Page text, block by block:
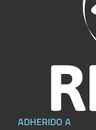
ADHERIDO A